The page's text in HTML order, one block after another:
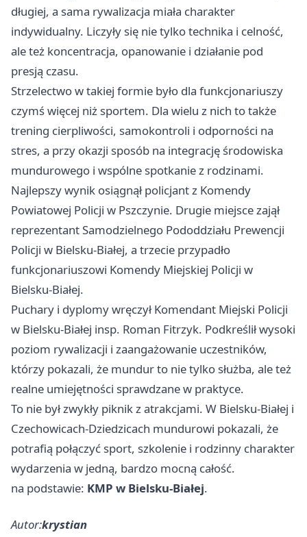
długiej, a sama rywalizacja miała charakter
indywidualny. Liczyły się nie tylko technika i celność,
ale też koncentracja, opanowanie i działanie pod
presją czasu.
Strzelectwo w takiej formie było dla funkcjonariuszy
czymś więcej niż sportem. Dla wielu z nich to także
trening cierpliwości, samokontroli i odporności na
stres, a przy okazji sposób na integrację środowiska
mundurowego i wspólne spotkanie z rodzinami.
Najlepszy wynik osiągnął policjant z Komendy
Powiatowej Policji w Pszczynie. Drugie miejsce zajął
reprezentant Samodzielnego Pododdziału Prewencji
Policji w Bielsku-Białej, a trzecie przypadło
funkcjonariuszowi Komendy Miejskiej Policji w
Bielsku-Białej.
Puchary i dyplomy wręczył Komendant Miejski Policji
w Bielsku-Białej insp. Roman Fitrzyk. Podkreślił wysoki
poziom rywalizacji i zaangażowanie uczestników,
którzy pokazali, że mundur to nie tylko służba, ale też
realne umiejętności sprawdzane w praktyce.
To nie był zwykły piknik z atrakcjami. W Bielsku-Białej i
Czechowicach-Dziedzicach mundurowi pokazali, że
potrafią połączyć sport, szkolenie i rodzinny charakter
wydarzenia w jedną, bardzo mocną całość.
na podstawie: KMP w Bielsku-Białej.
Autor:krystian